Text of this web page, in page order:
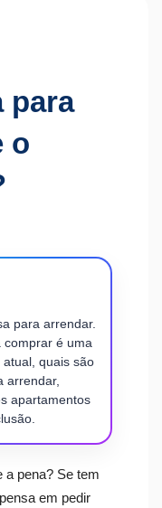
para
o
para arrendar.
comprar é uma
quais são
arrendar,
apartamentos
a pena? Se tem
em pedir